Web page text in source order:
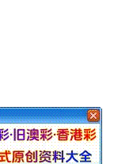
关闭
编辑